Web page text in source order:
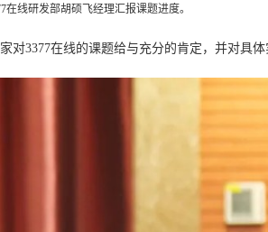
在线研发部胡硕飞经理汇报课题进度。
3377在线的课题给与充分的肯定，并对具体